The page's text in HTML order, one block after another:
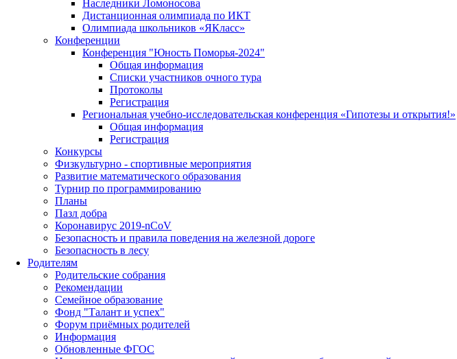
Наследники Ломоносова
Дистанционная олимпиада по ИКТ
Олимпиада школьников «ЯКласс»
Конференции
Конференция "Юность Поморья-2024"
Общая информация
Списки участников очного тура
Протоколы
Регистрация
Региональная учебно-исследовательская конференция «Гипотезы и открытия!»
Общая информация
Регистрация
Конкурсы
Физкультурно - спортивные мероприятия
Развитие математического образования
Турнир по программированию
Планы
Пазл добра
Коронавирус 2019-nCoV
Безопасность и правила поведения на железной дороге
Безопасность в лесу
Родителям
Родительские собрания
Рекомендации
Семейное образование
Фонд "Талант и успех"
Форум приёмных родителей
Информация
Обновленные ФГОС